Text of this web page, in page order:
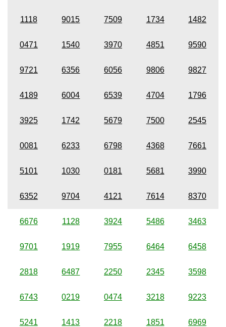
1118 9015 7509 1734 1482
0471 1540 3970 4851 9590
9721 6356 6056 9806 9827
4189 6004 6539 4704 1796
3925 1742 5679 7500 2545
0081 6233 6798 4368 7661
5101 1030 0181 5681 3990
6352 9704 4121 7614 8370
6676 1128 3924 5486 3463
9701 1919 7955 6464 6458
2818 6487 2250 2345 3598
6743 0219 0474 3218 9223
5241 1413 2218 1851 6969